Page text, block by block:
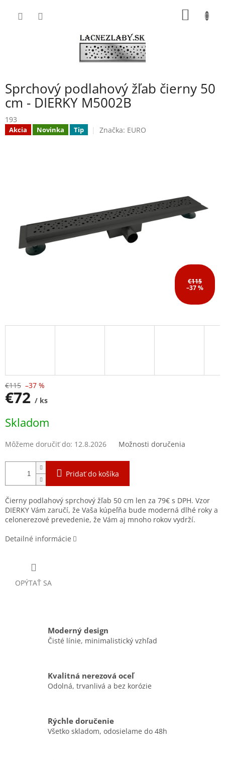
Sprchový podlahový žľab čierny 50
cm - DIERKY M5002B
193
Akcia Novinka Tip Značka: EURO
€115
–37 %
€115 –37 %
€72 / ks
cena:
Skladom
Môžeme doručiť do: 12.8.2026 Možnosti doručenia
Pridať do košíka
Čierny podlahový sprchový žľab 50 cm len za 79€ s DPH. Vzor
DIERKY Vám zaručí, že Vaša kúpeľňa bude moderná dlhé roky a
celonerezové prevedenie, že Vám aj mnoho rokov vydrží.
Detailné informácie
OPÝTAŤ SA
Moderný design
Čisté línie, minimalistický vzhľad
Kvalitná nerezová oceľ
Odolná, trvanlivá a bez korózie
Rýchle doručenie
Všetko skladom, odosielame do 48h